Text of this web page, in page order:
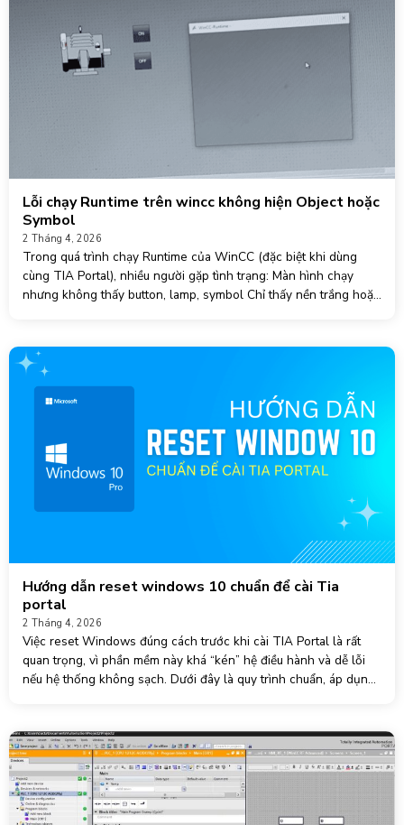
Lỗi chạy Runtime trên wincc không hiện Object hoặc
Symbol
2 Tháng 4, 2026
Trong quá trình chạy Runtime của WinCC (đặc biệt khi dùng
cùng TIA Portal), nhiều người gặp tình trạng: Màn hình chạy
nhưng không thấy button, lamp, symbol Chỉ thấy nền trắng hoặc
Hướng dẫn reset windows 10 chuẩn để cài Tia
portal
2 Tháng 4, 2026
Việc reset Windows đúng cách trước khi cài TIA Portal là rất
quan trọng, vì phần mềm này khá “kén” hệ điều hành và dễ lỗi
nếu hệ thống không sạch. Dưới đây là quy trình chuẩn, áp dụng